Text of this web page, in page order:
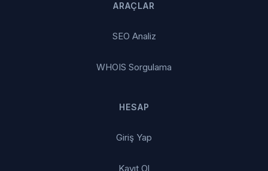
ARAÇLAR
SEO Analiz
WHOIS Sorgulama
HESAP
Giriş Yap
Kayıt Ol